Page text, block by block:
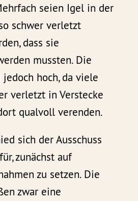
seien Igel in der
schwer verletzt
dass sie
mussten. Die
hoch, da viele
verletzt in Verstecke
qualvoll verenden.
sich der Ausschuss
zunächst auf
zu setzen. Die
zwar eine